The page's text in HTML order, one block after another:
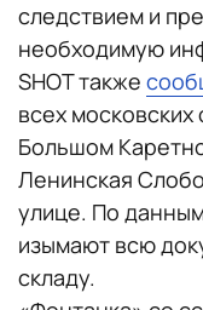
следствием и
необходимую
SHOT также
всех
Большом
Ленинская
улице. По
изымают всю
складу.